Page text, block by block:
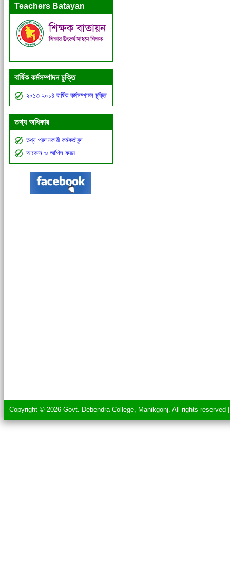
Teachers Batayan
বার্ষিক কর্মসম্পাদন চুক্তি
২০১৩-২০১৪ বার্ষিক কর্মসম্পাদন চুক্তি
তথ্য অধিকার
তথ্য প্রদানকারী কর্মকর্তাবৃন্দ
আবেদন ও আপিল ফরম
Copyright © 2026 Govt. Debendra College, Manikgonj. All rights reserved